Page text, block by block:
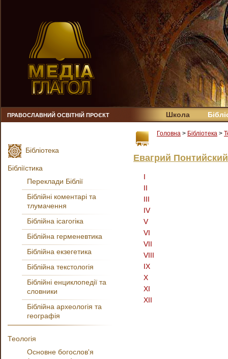
ПРАВОСЛАВНИЙ ОСВІТНІЙ ПРОЄКТ Школа
Головна > Бібліотека >
Евагрий Понтийский
I
II
III
IV
V
VI
VII
VIII
IX
X
XI
XII
Бібліотека
Бібліїстика
Переклади Біблії
Біблійні коментарі та
тлумачення
Біблійна ісагогіка
Біблійна герменевтика
Біблійна екзегетика
Біблійна текстологія
Біблійні енциклопедії та
словники
Біблійна археологія та
географія
Теологія
Основне богослов'я